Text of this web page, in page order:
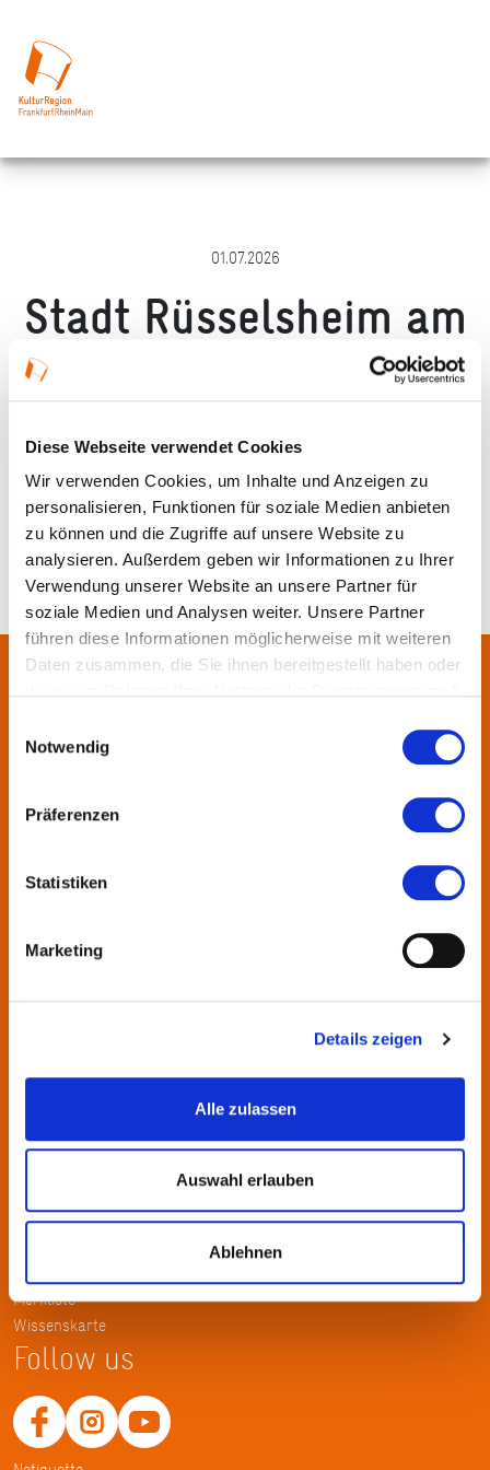
Diese Webseite verwendet Cookies
Wir verwenden Cookies, um Inhalte und Anzeigen zu
personalisieren, Funktionen für soziale Medien anbieten
zu können und die Zugriffe auf unsere Website zu
analysieren. Außerdem geben wir Informationen zu Ihrer
Verwendung unserer Website an unsere Partner für
soziale Medien und Analysen weiter. Unsere Partner
führen diese Informationen möglicherweise mit weiteren
Daten zusammen, die Sie ihnen bereitgestellt haben oder
Notwendig
Präferenzen
Statistiken
Marketing
Details zeigen
Alle zulassen
Auswahl erlauben
Ablehnen
01.07.2026
Stadt Rüsselsheim am
Merken Teilen
In der Metropolregion FrankfurtRheinMain haben sich rund 50
KulturRegion zusammen-geschlossen. Über die Ländergrenzen
hinweg vernetzt die gemeinnützige Gesellschaft seit 2005 die
interkommunale Zusammenarbeit. Gemeinsam mit ihren
wechselnden Themen.
Kontakt
KulturRegion FrankfurtRheinMain gGmbH Poststraße 16 60329
Fax: +49 69 2577-1750
Service
Merkliste
Wissenskarte
Follow us